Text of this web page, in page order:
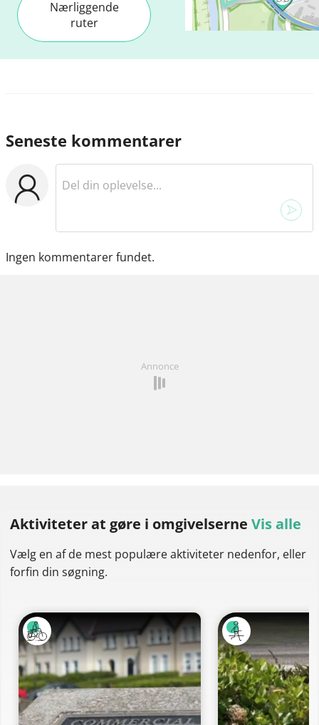
Nærliggende
ruter
Seneste kommentarer
Ingen kommentarer fundet.
Annonce
Aktiviteter at gøre i omgivelserne Vis alle
Vælg en af de mest populære aktiviteter nedenfor, eller
forfin din søgning.